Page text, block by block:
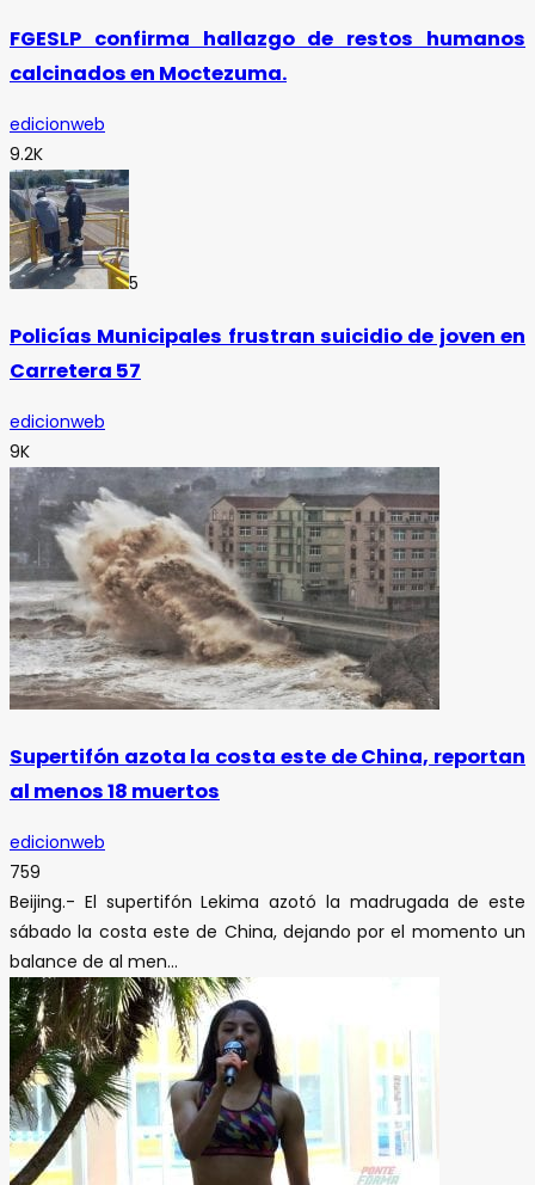
FGESLP confirma hallazgo de restos humanos
calcinados en Moctezuma.
edicionweb
9.2K
5
Policías Municipales frustran suicidio de joven en
Carretera 57
edicionweb
9K
Supertifón azota la costa este de China, reportan
al menos 18 muertos
edicionweb
759
Beijing.- El supertifón Lekima azotó la madrugada de este
sábado la costa este de China, dejando por el momento un
balance de al men...